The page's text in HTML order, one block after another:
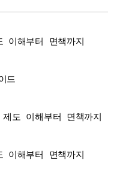
해부터 면책까지
드
도 이해부터 면책까지
해부터 면책까지